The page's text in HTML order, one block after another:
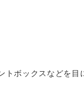
トボックスなどを目